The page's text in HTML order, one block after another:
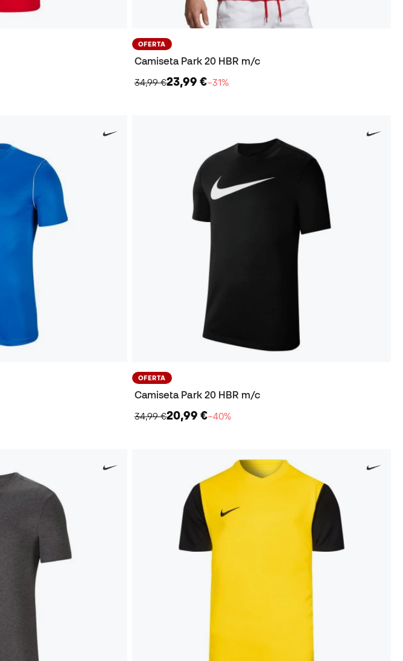
OFERTA
Camiseta Park 20 HBR m/c
34,99 €23,99 €−31%
OFERTA
Camiseta Park 20 HBR m/c
34,99 €20,99 €−40%